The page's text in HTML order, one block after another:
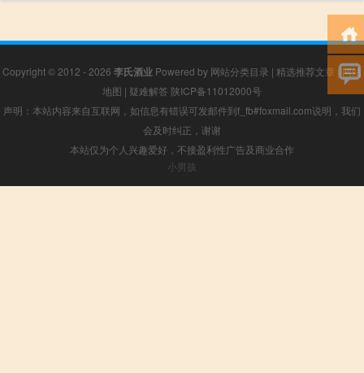
Copyright © 2012 - 2026 李氏酒业 Powered by 网站分类目录 | 精选推荐文章 | 网站
地图 | 疑难解答 陕ICP备11012000号
声明：本站内容来自互联网，如信息有错误可发邮件到f_fb#foxmail.com说明，我们
会及时纠正，谢谢
本站仅为个人兴趣爱好，不接盈利性广告及商业合作
小男孩